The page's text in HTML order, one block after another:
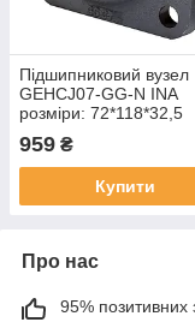
Підшипниковий вузел
GEHCJ07-GG-N INA
розміри: 72*118*32,5
959 ₴
Купити
Про нас
95% позитивних